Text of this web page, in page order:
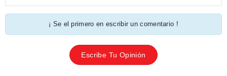
¡ Se el primero en escribir un comentario !
Escribe Tu Opinión